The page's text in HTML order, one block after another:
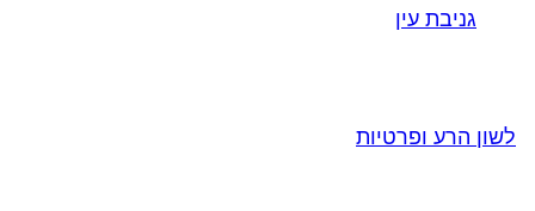
גניבת עין
לשון הרע ופרטיות